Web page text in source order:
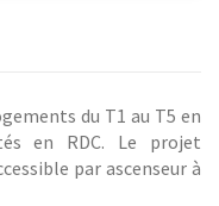
du T1 au T5 en
en RDC. Le projet
par ascenseur à